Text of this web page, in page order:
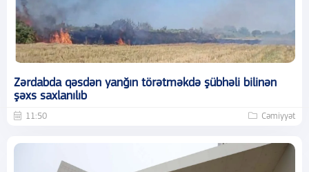
Zərdabda qəsdən yanğın törətməkdə şübhəli bilinən
şəxs saxlanılıb
11:50 Cəmiyyət